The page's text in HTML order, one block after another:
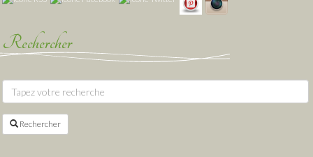
Rechercher
Rechercher